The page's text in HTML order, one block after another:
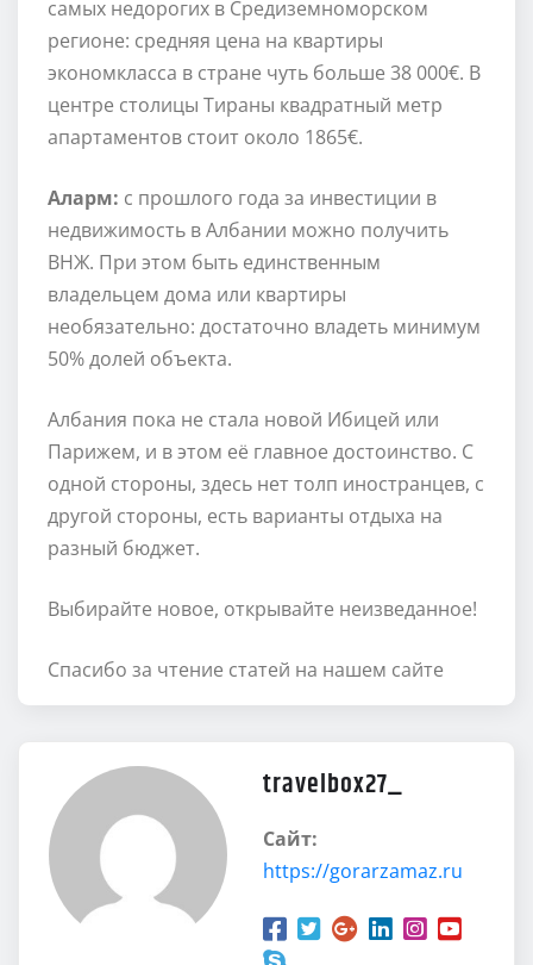
самых недорогих в Средиземноморском
регионе: средняя цена на квартиры
экономкласса в стране чуть больше 38 000€. В
центре столицы Тираны квадратный метр
апартаментов стоит около 1865€.
Аларм: с прошлого года за инвестиции в
недвижимость в Албании можно получить
ВНЖ. При этом быть единственным
владельцем дома или квартиры
необязательно: достаточно владеть минимум
50% долей объекта.
Албания пока не стала новой Ибицей или
Парижем, и в этом её главное достоинство. С
одной стороны, здесь нет толп иностранцев, с
другой стороны, есть варианты отдыха на
разный бюджет.
Выбирайте новое, открывайте неизведанное!
Спасибо за чтение статей на нашем сайте
travelbox27_
Сайт:
https://gorarzamaz.ru